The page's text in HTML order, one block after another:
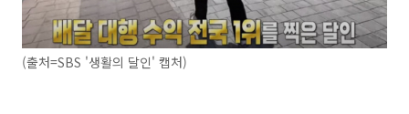
(출처=SBS '생활의 달인' 캡처)